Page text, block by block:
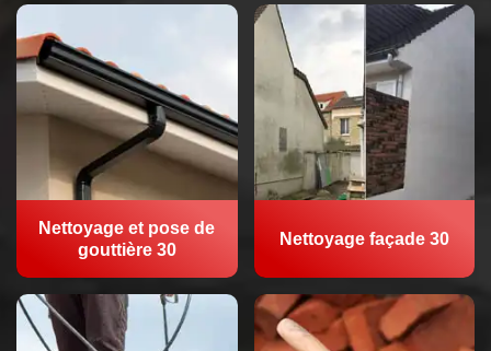
Nettoyage et pose de
gouttière 30
Nettoyage façade 30